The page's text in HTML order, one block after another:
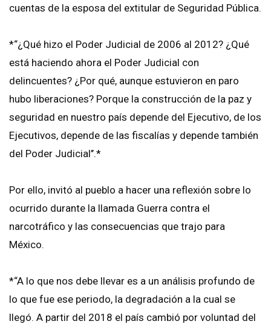
cuentas de la esposa del extitular de Seguridad Pública.
*“¿Qué hizo el Poder Judicial de 2006 al 2012? ¿Qué
está haciendo ahora el Poder Judicial con
delincuentes? ¿Por qué, aunque estuvieron en paro
hubo liberaciones? Porque la construcción de la paz y
seguridad en nuestro país depende del Ejecutivo, de los
Ejecutivos, depende de las fiscalías y depende también
del Poder Judicial’’.*
Por ello, invitó al pueblo a hacer una reflexión sobre lo
ocurrido durante la llamada Guerra contra el
narcotráfico y las consecuencias que trajo para
México.
*“A lo que nos debe llevar es a un análisis profundo de
lo que fue ese periodo, la degradación a la cual se
llegó. A partir del 2018 el país cambió por voluntad del